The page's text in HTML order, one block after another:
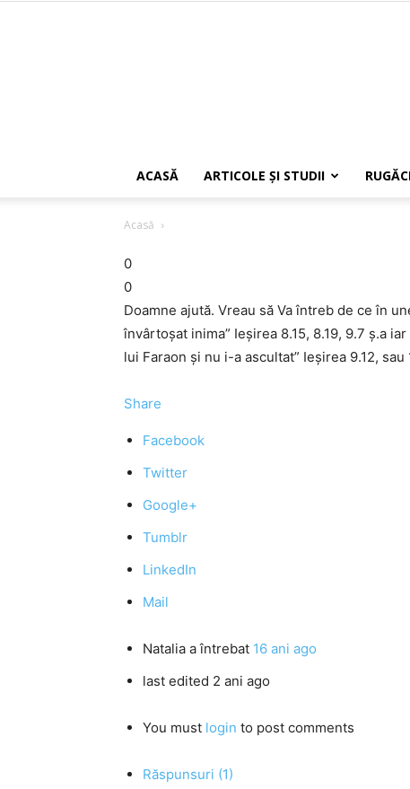
ACASĂ ARTICOLE ŞI STUDII
Acasă
0
0
Doamne ajută. Vreau să Va întreb de ce în
învârtoşat inima” Ieşirea 8.15, 8.19, 9.7 ş.a
lui Faraon şi nu i-a ascultat” Ieşirea 9.12,
Share
Facebook
Twitter
Google+
Tumblr
LinkedIn
Mail
Natalia a întrebat 16 ani ago
last edited 2 ani ago
You must login to post comments
Răspunsuri (1)